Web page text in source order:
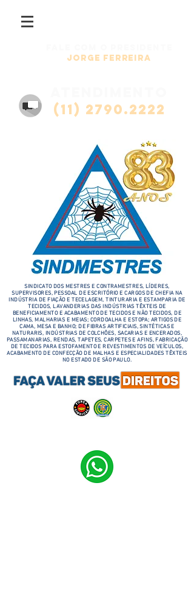
Jorge Ferreira
(11) 2790.2222
SINDICATO DOS MESTRES E CONTRAMESTRES, LÍDERES,
SUPERVISORES, PESSOAL DE ESCRITÓRIO E CARGOS DE CHEFIA NA
INDÚSTRIA DE FIAÇÃO E TECELAGEM, TINTURARIA E ESTAMPARIA DE
TECIDOS, LAVANDERIAS DAS INDÚSTRIAS TÊXTEIS DE
BENEFICIAMENTO E ACABAMENTO DE TECIDOS E NÃO TECIDOS, DE
LINHAS, MALHARIAS E MEIAS; CORDOALHA E ESTOPA; ARTIGOS DE
CAMA, MESA E BANHO; DE FIBRAS ARTIFICIAIS, SINTÉTICAS E
NATURARIS, INDÚSTRIAS DE COLCHÕES, SACARIAS E ENCERADOS,
PASSAMANARIAS, RENDAS, TAPETES, CARPETES E AFINS, FABRICAÇÃO
DE TECIDOS PARA ESTOFAMENTO E REVESTIMENTOS DE VEÍCULOS,
ACABAMENTO DE CONFECÇÃO DE MALHAS E ESPECIALIDADES TÊXTEIS
NO ESTADO DE SÃO PAULO.